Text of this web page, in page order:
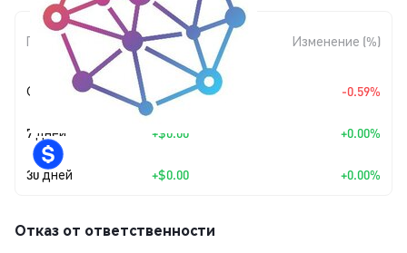
Период
Изменение
суммы
Изменение (%)
Сегодня $-0.00004553 -0.59%
7 дней +$0.00 +0.00%
30 дней +$0.00 +0.00%
Отказ от ответственности